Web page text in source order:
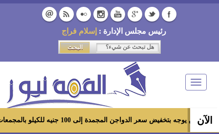
رئيس مجلس الإدارة : إسلام فراج
Toggle
navigation
الآن
سعر الدواجن المجمدة إلى 100 جنيه للكيلو بالمجمعات الاستهلاكية ومعارض «أهلاً رمضان»